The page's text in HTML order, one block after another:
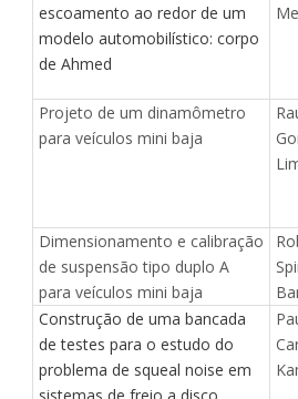
escoamento ao redor de um
modelo automobilístico: corpo
de Ahmed
Projeto de um dinamômetro
para veículos mini baja
Dimensionamento e calibração
de suspensão tipo duplo A
para veículos mini baja
Construção de uma bancada
de testes para o estudo do
problema de squeal noise em
sistemas de freio a disco